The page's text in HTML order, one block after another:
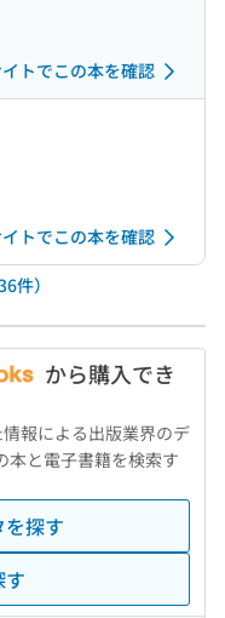
トでこの本を確認
トでこの本を確認
件）
から購入でき
報による出版業界のデ
本と電子書籍を検索す
探す